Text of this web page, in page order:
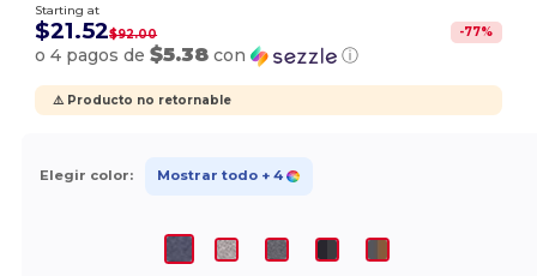
Starting at
$21.52$92.00 -77%
o 4 pagos de$5.38 con ⓘ
⚠️ Producto no retornable
Elegir color: Mostrar todo + 4